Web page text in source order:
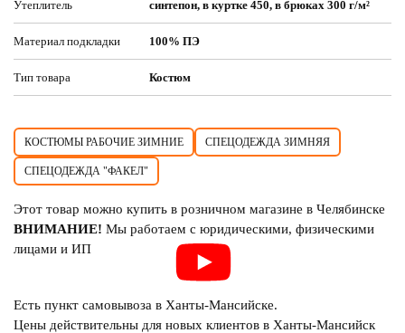
Утеплитель синтепон, в куртке 450, в брюках 300 г/м²
Материал подкладки 100% ПЭ
Тип товара Костюм
КОСТЮМЫ РАБОЧИЕ ЗИМНИЕ СПЕЦОДЕЖДА ЗИМНЯЯ
СПЕЦОДЕЖДА "ФАКЕЛ"
Этот товар можно купить в розничном магазине в Челябинске
ВНИМАНИЕ! Мы работаем с юридическими, физическими
лицами и ИП
Есть пункт самовывоза в Ханты-Мансийске.
Цены действительны для новых клиентов в Ханты-Мансийск